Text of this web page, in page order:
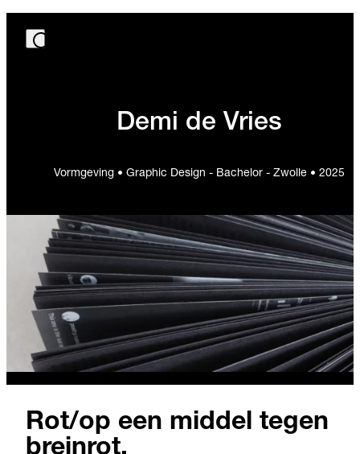
Demi de Vries
Vormgeving • Graphic Design - Bachelor - Zwolle • 2025
Rot/op een middel tegen